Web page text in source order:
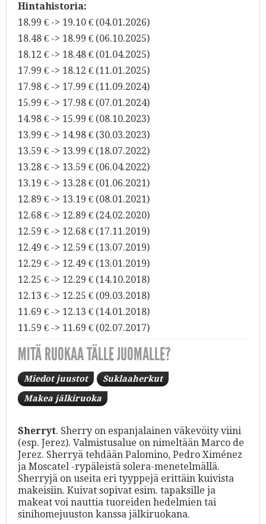
Hintahistoria:
18.99 € -> 19.10 € (04.01.2026)
18.48 € -> 18.99 € (06.10.2025)
18.12 € -> 18.48 € (01.04.2025)
17.99 € -> 18.12 € (11.01.2025)
17.98 € -> 17.99 € (11.09.2024)
15.99 € -> 17.98 € (07.01.2024)
14.98 € -> 15.99 € (08.10.2023)
13.99 € -> 14.98 € (30.03.2023)
13.59 € -> 13.99 € (18.07.2022)
13.28 € -> 13.59 € (06.04.2022)
13.19 € -> 13.28 € (01.06.2021)
12.89 € -> 13.19 € (08.01.2021)
12.68 € -> 12.89 € (24.02.2020)
12.59 € -> 12.68 € (17.11.2019)
12.49 € -> 12.59 € (13.07.2019)
12.29 € -> 12.49 € (13.01.2019)
12.25 € -> 12.29 € (14.10.2018)
12.13 € -> 12.25 € (09.03.2018)
11.69 € -> 12.13 € (14.01.2018)
11.59 € -> 11.69 € (02.07.2017)
MITÄ RUOKAA TÄLLE JUOMALLE?
Miedot juustot Suklaaherkut
Makea jälkiruoka
Sherryt. Sherry on espanjalainen väkevöity viini
(esp. Jerez). Valmistusalue on nimeltään Marco de
Jerez. Sherryä tehdään Palomino, Pedro Ximénez
ja Moscatel -rypäleistä solera-menetelmällä.
Sherryjä on useita eri tyyppejä erittäin kuivista
makeisiin. Kuivat sopivat esim. tapaksille ja
makeat voi nauttia tuoreiden hedelmien tai
sinihomejuuston kanssa jälkiruokana.